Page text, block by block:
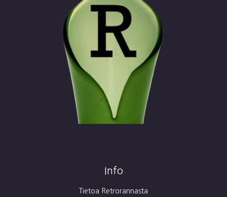
Info
Tietoa Retrorannasta